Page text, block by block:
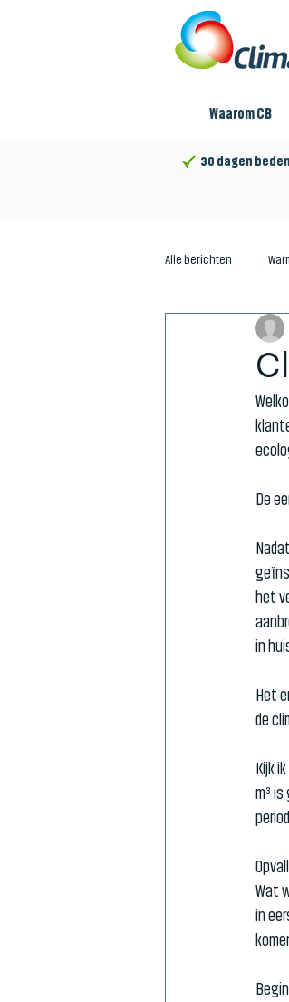
Waarom CB
30 dagen
Alle berichten
De
het
in
Het
de
Kijk
m³ is
Wat
in